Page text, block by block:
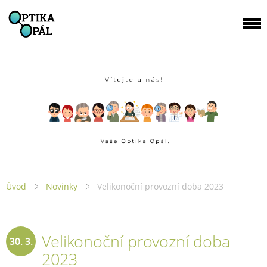
Úvod Novinky Velikonoční provozní doba 2023
30. 3.
Velikonoční provozní doba
2023